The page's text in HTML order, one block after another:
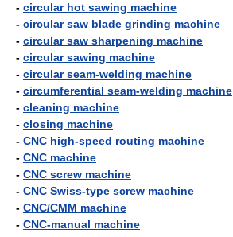
- circular hot sawing machine
- circular saw blade grinding machine
- circular saw sharpening machine
- circular sawing machine
- circular seam-welding machine
- circumferential seam-welding machine
- cleaning machine
- closing machine
- CNC high-speed routing machine
- CNC machine
- CNC screw machine
- CNC Swiss-type screw machine
- CNC/CMM machine
- CNC-manual machine